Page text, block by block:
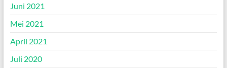
Juni 2021
Mei 2021
April 2021
Juli 2020